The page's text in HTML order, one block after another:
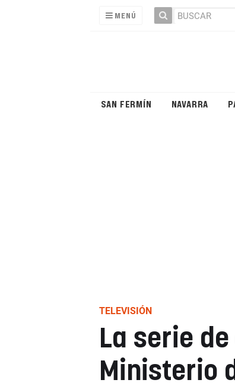
MENÚ
SAN FERMÍN NAVARRA
TELEVISIÓN
La serie de
Ministerio